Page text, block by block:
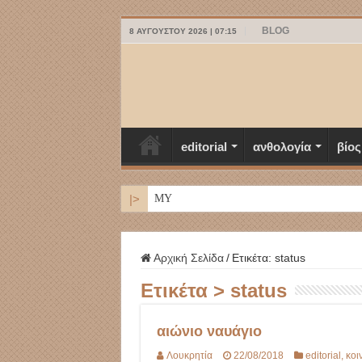
8 ΑΥΓΟΎΣΤΟΥ 2026 | 07:15 BLOG
editorial ανθολογία βίος
|> ΜΥΚΟΝΟΣ
Αρχική Σελίδα / Ετικέτα: status
Ετικέτα > status
αιώνιο ναυάγιο
Λουκρητία 22/08/2018 editorial